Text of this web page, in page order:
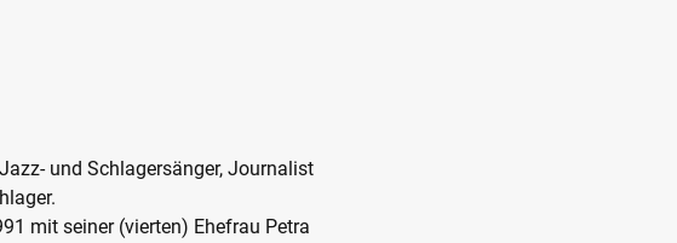
und Schlagersänger, Journalist
mit seiner (vierten) Ehefrau Petra